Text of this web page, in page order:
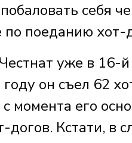
по поеданию хот-
уже в 16-
году он съел 62
момента его
догов. Кстати, в